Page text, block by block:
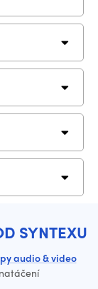
SYNTEXU
audio & video